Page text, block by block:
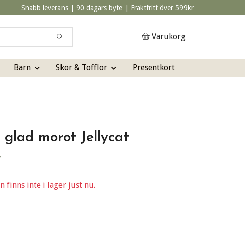
Snabb leverans | 90 dagars byte | Fraktfritt över 599kr
Varukorg
Barn Skor & Tofflor Presentkort
glad morot Jellycat
finns inte i lager just nu.